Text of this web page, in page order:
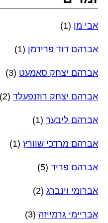
אבי מן (1)
אברהם דוד פרידמן (1)
אברהם יצחק סאמעט (3)
אברהם יצחק רוזנפעלד (2)
אברהם ליבער (1)
אברהם מרדכי שוורץ (1)
אברהם פריד (5)
אברומי וינברג (2)
אבריימי גרמייזה (3)